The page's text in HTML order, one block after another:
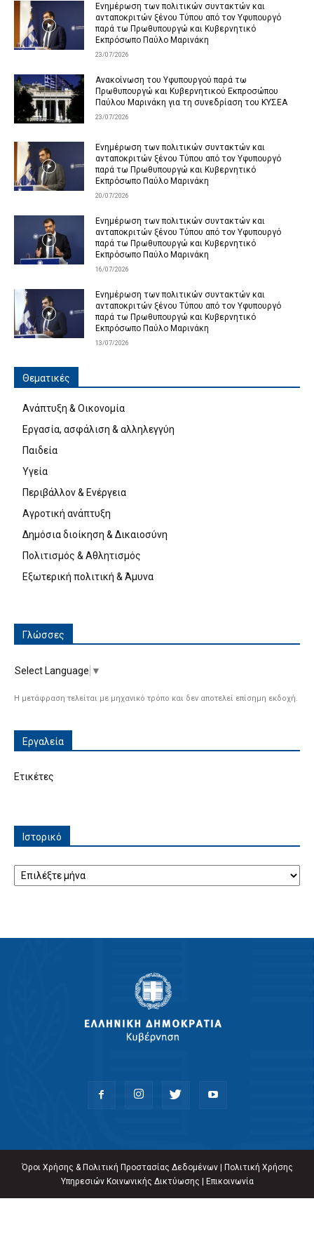
Ενημέρωση των πολιτικών συντακτών και
ανταποκριτών ξένου Τύπου από τον Υφυπουργό
παρά τω Πρωθυπουργώ και Κυβερνητικό
Εκπρόσωπο Παύλο Μαρινάκη
23/07/2026
Ανακοίνωση του Υφυπουργού παρά τω
Πρωθυπουργώ και Κυβερνητικού Εκπροσώπου
Παύλου Μαρινάκη για τη συνεδρίαση του ΚΥΣΕΑ
23/07/2026
Ενημέρωση των πολιτικών συντακτών και
ανταποκριτών ξένου Τύπου από τον Υφυπουργό
παρά τω Πρωθυπουργώ και Κυβερνητικό
Εκπρόσωπο Παύλο Μαρινάκη
20/07/2026
Ενημέρωση των πολιτικών συντακτών και
ανταποκριτών ξένου Τύπου από τον Υφυπουργό
παρά τω Πρωθυπουργώ και Κυβερνητικό
Εκπρόσωπο Παύλο Μαρινάκη
16/07/2026
Ενημέρωση των πολιτικών συντακτών και
ανταποκριτών ξένου Τύπου από τον Υφυπουργό
παρά τω Πρωθυπουργώ και Κυβερνητικό
Εκπρόσωπο Παύλο Μαρινάκη
13/07/2026
Θεματικές
Ανάπτυξη & Οικονομία
Εργασία, ασφάλιση & αλληλεγγύη
Παιδεία
Υγεία
Περιβάλλον & Ενέργεια
Αγροτική ανάπτυξη
Δημόσια διοίκηση & Δικαιοσύνη
Πολιτισμός & Αθλητισμός
Εξωτερική πολιτική & Άμυνα
Γλώσσες
Select Language ▼
Η μετάφραση τελείται με μηχανικό τρόπο και δεν αποτελεί επίσημη εκδοχή.
Εργαλεία
Ετικέτες
Ιστορικό
Όροι Χρήσης & Πολιτική Προστασίας Δεδομένων|
Πολιτική Χρήσης
Υπηρεσιών Κοινωνικής Δικτύωσης
Επικοινωνία